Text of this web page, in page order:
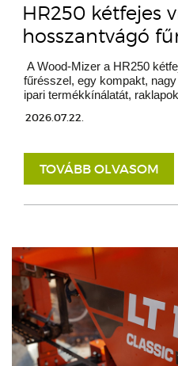
HR250 kétfejes
hosszantvágó
A Wood-Mizer a HR250
fűrésszel, egy kompakt,
ipari termékkínálatát,
2026.07.22.
TOVÁBB OLVASOM